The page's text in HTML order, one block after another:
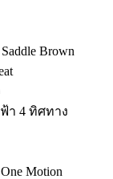
Brown
า 4 ทิศทาง
Motion